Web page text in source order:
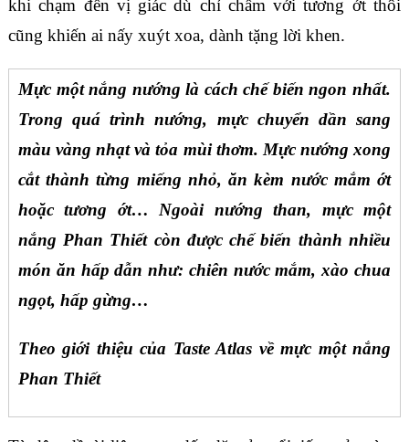
khi chạm đến vị giác dù chỉ chấm với tương ớt thôi
cũng khiến ai nấy xuýt xoa, dành tặng lời khen.
Mực một nắng nướng là cách chế biến ngon nhất.
Trong quá trình nướng, mực chuyển dần sang
màu vàng nhạt và tỏa mùi thơm. Mực nướng xong
cắt thành từng miếng nhỏ, ăn kèm nước mắm ớt
hoặc tương ớt… Ngoài nướng than, mực một
nắng Phan Thiết còn được chế biến thành nhiều
món ăn hấp dẫn như: chiên nước mắm, xào chua
ngọt, hấp gừng…
Theo giới thiệu của Taste Atlas về mực một nắng
Phan Thiết